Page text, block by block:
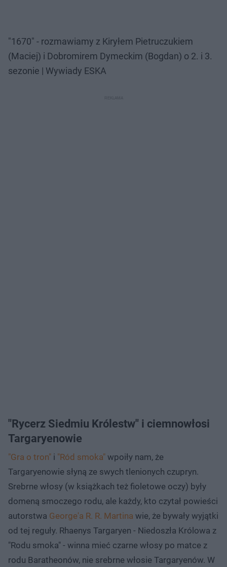
"1670" - rozmawiamy z Kiryłem Pietruczukiem
(Maciej) i Dobromirem Dymeckim (Bogdan) o 2. i 3.
sezonie | Wywiady ESKA
"Rycerz Siedmiu Królestw" i ciemnowłosi
Targaryenowie
"Gra o tron" i "Ród smoka" wpoiły nam, że
Targaryenowie słyną ze swych tlenionych czupryn.
Srebrne włosy (w książkach też fioletowe oczy) były
domeną smoczego rodu, ale każdy, kto czytał powieści
autorstwa George'a R. R. Martina wie, że bywały wyjątki
od tej reguły. Rhaenys Targaryen - Niedoszła Królowa z
"Rodu smoka" - winna mieć czarne włosy po matce z
rodu Baratheonów, nie srebrne włosie Targaryenów. W